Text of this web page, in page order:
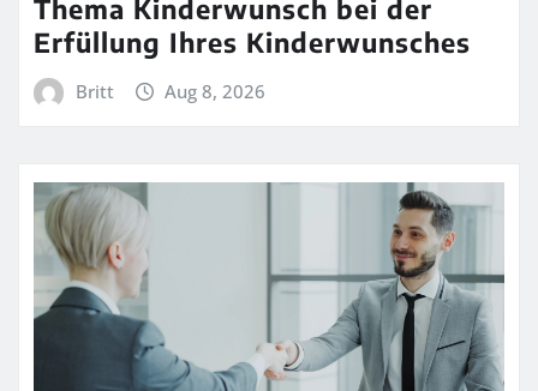
Thema Kinderwunsch bei der
Erfüllung Ihres Kinderwunsches
Britt Aug 8, 2026